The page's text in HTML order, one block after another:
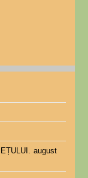
august